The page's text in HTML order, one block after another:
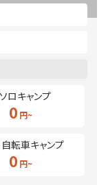
ロキャンプ
0
自転車キャンプ
0